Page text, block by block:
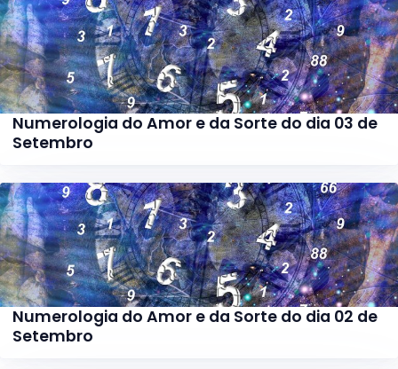
Numerologia do Amor e da Sorte do dia 03 de
Setembro
Numerologia do Amor e da Sorte do dia 02 de
Setembro